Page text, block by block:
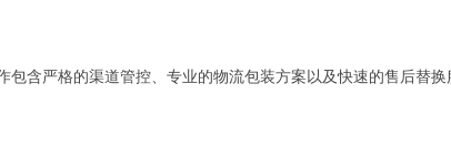
含严格的渠道管控、专业的物流包装方案以及快速的售后替